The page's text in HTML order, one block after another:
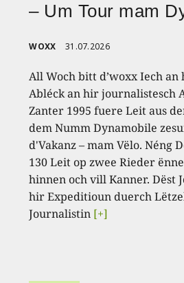
– Um Tour mam
WOXX 31.07.2026
All Woch bitt d’woxx Iech an
Abléck an hir journalistesch
Zanter 1995 fuere Leit aus
dem Numm Dynamobile
d'Vakanz – mam Vëlo. Néng
130 Leit op zwee Rieder
hinnen och vill Kanner. Dëst
hir Expeditioun duerch
Journalistin [+]